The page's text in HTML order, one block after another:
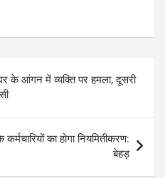
के आंगन में व्यक्ति पर हमला, दूसरी
का होगा नियमितीकरण:
बेहड़